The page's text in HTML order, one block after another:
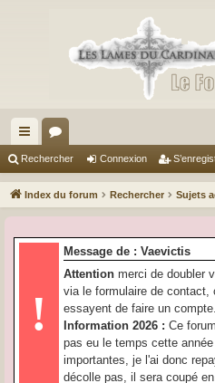
cc
ès
pi
or
u
s
Rechercher Connexion
Index du forum Rechercher Sujets
!
Message de : Vaevictis
Attention merci de doubler
via le formulaire de contact,
essayent de faire un
Information 2026 : Ce
pas eu le temps cette
importantes, je l'ai donc
décolle pas, il sera coupé